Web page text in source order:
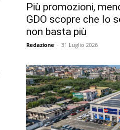
Più promozioni,
GDO scopre che lo
non basta più
Redazione - 31 Luglio 2026